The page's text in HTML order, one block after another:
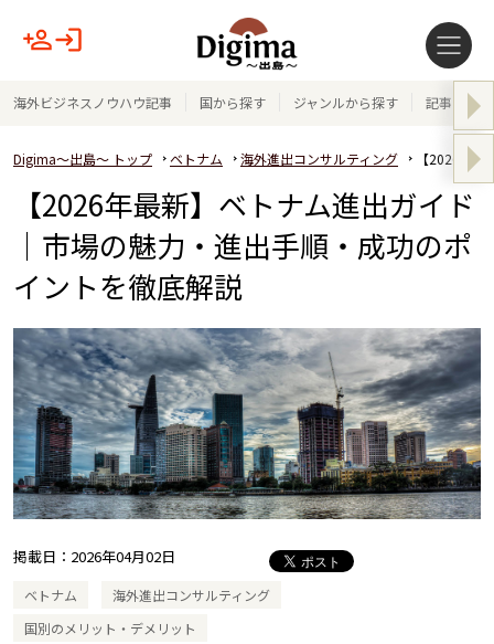
海外ビジネスノウハウ記事 国から探す ジャンルから探す 記事テー
Digima～出島～ トップ ベトナム 海外進出コンサルティング 【2026年
【2026年最新】ベトナム進出ガイド
｜市場の魅力・進出手順・成功のポ
イントを徹底解説
掲載日： 2026年04月02日
ベトナム
海外進出コンサルティング
国別のメリット・デメリット